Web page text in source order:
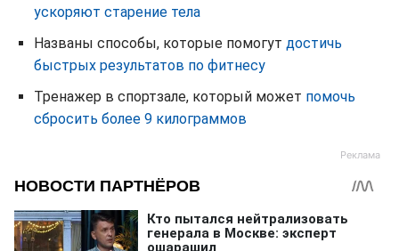
ускоряют старение тела
Названы способы, которые помогут достичь
быстрых результатов по фитнесу
Тренажер в спортзале, который может помочь
сбросить более 9 килограммов